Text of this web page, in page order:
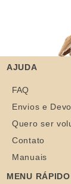
AJUDA
FAQ
Envios e
Quero ser
Contato
Manuais
MENU RÁPIDO